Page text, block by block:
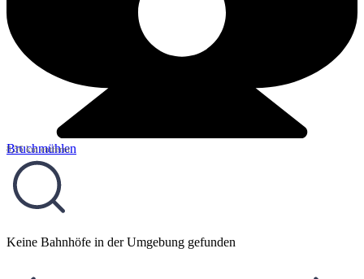
Bruchmühlen
8,56 km entfernt
Keine Bahnhöfe in der Umgebung gefunden